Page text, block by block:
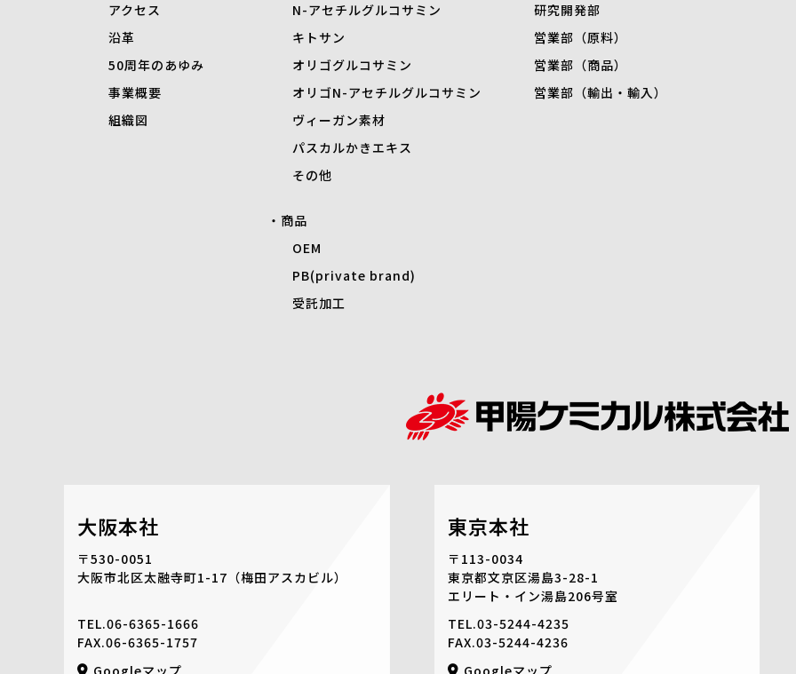
アクセス
沿革
50周年のあゆみ
事業概要
組織図
N-アセチルグルコサミン
キトサン
オリゴグルコサミン
オリゴN-アセチルグルコサミン
ヴィーガン素材
パスカルかきエキス
その他
商品
OEM
PB(private brand)
受託加工
研究開発部
営業部（原料）
営業部（商品）
営業部（輸出・輸入）
大阪本社
〒530-0051
大阪市北区太融寺町1-17 （梅田アスカビル）
TEL.06-6365-1666
FAX.06-6365-1757
東京本社
〒113-0034
東京都文京区湯島3-28-1
エリート・イン湯島206号室
TEL.03-5244-4235
FAX.03-5244-4236